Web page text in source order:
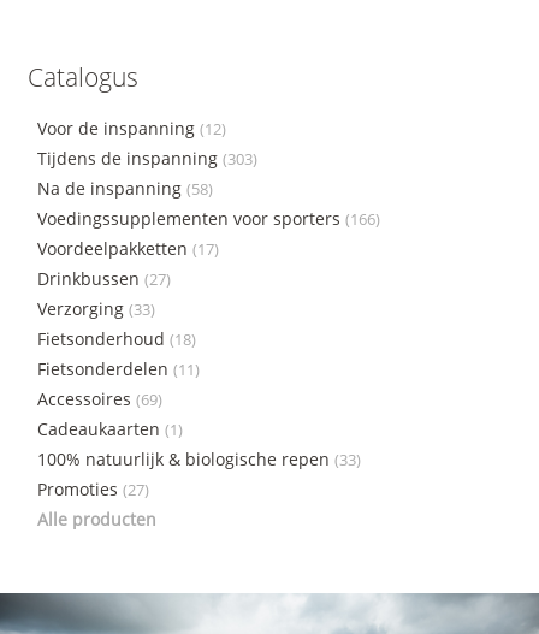
Catalogus
Voor de inspanning (12)
Tijdens de inspanning (303)
Na de inspanning (58)
Voedingssupplementen voor sporters (166)
Voordeelpakketten (17)
Drinkbussen (27)
Verzorging (33)
Fietsonderhoud (18)
Fietsonderdelen (11)
Accessoires (69)
Cadeaukaarten (1)
100% natuurlijk & biologische repen (33)
Promoties (27)
Alle producten